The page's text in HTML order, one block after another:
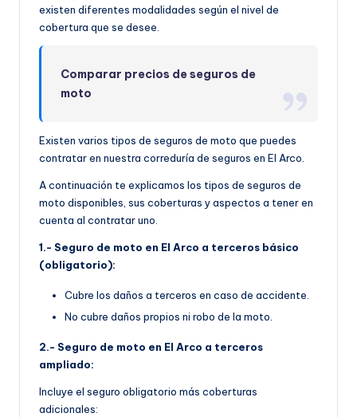
existen diferentes modalidades según el nivel de
cobertura que se desee.
Comparar precios de seguros de
moto
Existen varios tipos de seguros de moto que puedes
contratar en nuestra correduría de seguros en El Arco.
A continuación te explicamos los tipos de seguros de
moto disponibles, sus coberturas y aspectos a tener en
cuenta al contratar uno.
1.- Seguro de moto en El Arco a terceros básico
(obligatorio):
Cubre los daños a terceros en caso de accidente.
No cubre daños propios ni robo de la moto.
2.- Seguro de moto en El Arco a terceros
ampliado:
Incluye el seguro obligatorio más coberturas
adicionales: